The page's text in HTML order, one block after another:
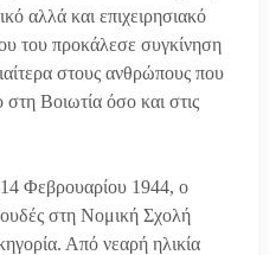
αλλά και επιχειρησιακό
του προκάλεσε συγκίνηση
στους ανθρώπους που
Βοιωτία όσο και στις
Φεβρουαρίου 1944, ο
στη Νομική Σχολή
Από νεαρή ηλικία